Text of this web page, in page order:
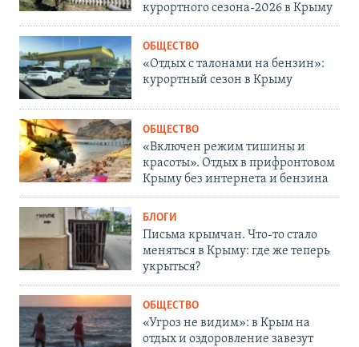
курортного сезона-2026 в Крыму
ОБЩЕСТВО
«Отдых с талонами на бензин»:
курортный сезон в Крыму
ОБЩЕСТВО
«Включен режим тишины и
красоты». Отдых в прифронтовом
Крыму без интернета и бензина
БЛОГИ
Письма крымчан. Что-то стало
меняться в Крыму: где же теперь
укрыться?
ОБЩЕСТВО
«Угроз не видим»: в Крым на
отдых и оздоровление завезут